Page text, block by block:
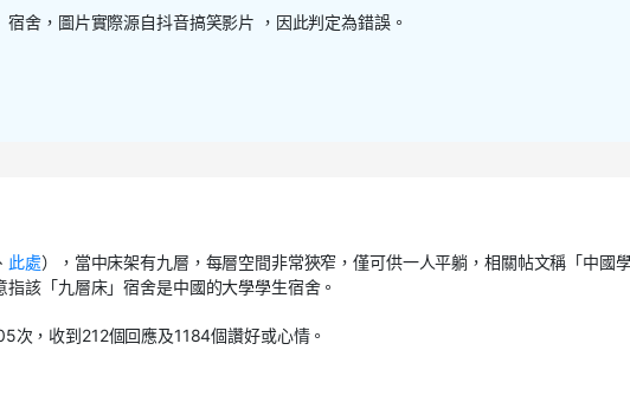
舍，圖片實際源自抖音搞笑影片 ，因此判定為錯誤。
此處），當中床架有九層，每層空間非常狹窄，僅可供一人平躺，相關帖文稱「中國
該「九層床」宿舍是中國的大學學生宿舍。
次，收到212個回應及1184個讚好或心情。